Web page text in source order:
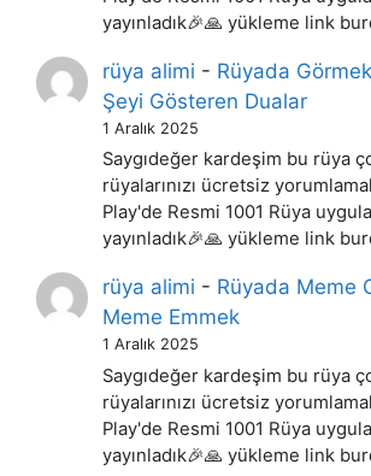
yayınladık🎉🙏 yükleme link
rüya alimi - Rüyada
Şeyi Gösteren Dualar
1 Aralık 2025
Saygıdeğer kardeşim bu rüya
rüyalarınızı ücretsiz
Play'de Resmi 1001 Rüya
yayınladık🎉🙏 yükleme link
rüya alimi - Rüyada Meme
Meme Emmek
1 Aralık 2025
Saygıdeğer kardeşim bu rüya
rüyalarınızı ücretsiz
Play'de Resmi 1001 Rüya
yayınladık🎉🙏 yükleme link